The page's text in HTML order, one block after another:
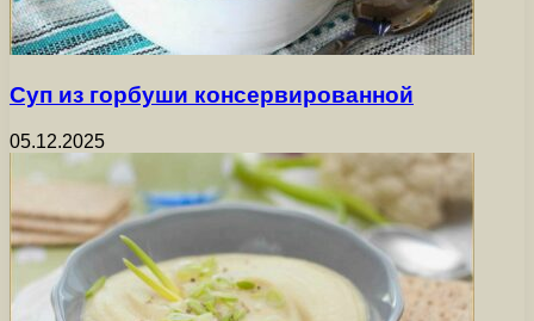
Суп из горбуши консервированной
05.12.2025